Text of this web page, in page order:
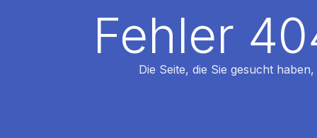
Fehler
Die Seite, die Sie gesucht